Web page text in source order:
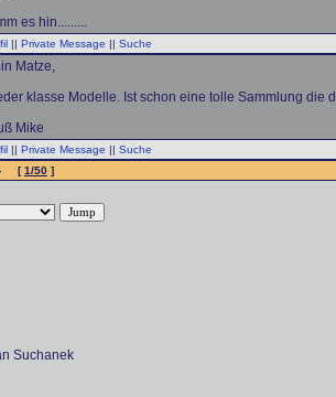
es hin.........
|| Private Message || Suche
Matze,
klasse Modelle. Ist schon eine tolle Sammlung die
Mike
|| Private Message || Suche
[1/50 ]
Suchanek